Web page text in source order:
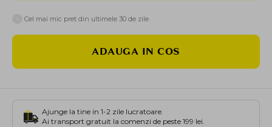
Cel mai mic pret din ultimele 30 de zile
ADAUGA IN COS
Ajunge la tine in 1-2 zile lucratoare.
Ai transport gratuit la comenzi de peste 199 lei.